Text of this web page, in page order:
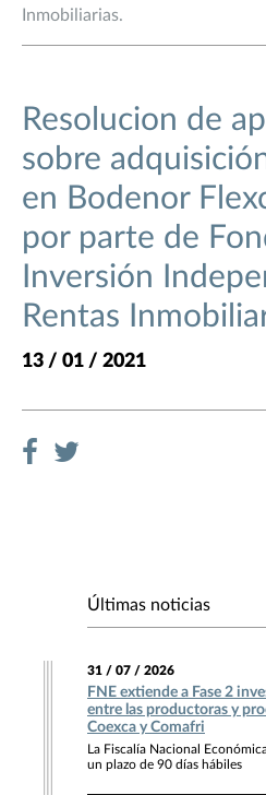
Inmobiliarias.
Resolucion de
sobre
en Bodenor
por parte de
Inversión
Rentas
13 / 01 / 2021
Últimas noticias
31 / 07 / 2026
FNE extiende a Fase 2
entre las productoras y
Coexca y Comafri
La Fiscalía Nacional
un plazo de 90 días hábiles